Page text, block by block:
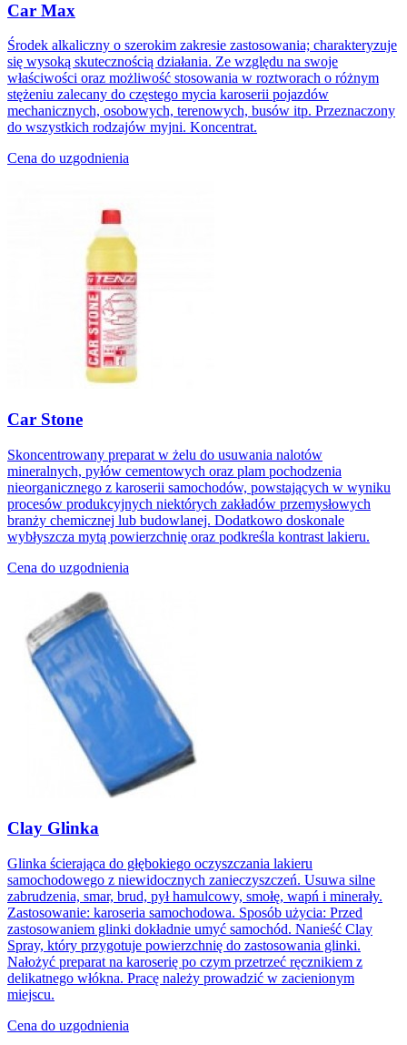
Car Max
Środek alkaliczny o szerokim zakresie zastosowania; charakteryzuje
się wysoką skutecznością działania. Ze względu na swoje
właściwości oraz możliwość stosowania w roztworach o różnym
stężeniu zalecany do częstego mycia karoserii pojazdów
mechanicznych, osobowych, terenowych, busów itp. Przeznaczony
do wszystkich rodzajów myjni. Koncentrat.
Cena do uzgodnienia
Car Stone
Skoncentrowany preparat w żelu do usuwania nalotów
mineralnych, pyłów cementowych oraz plam pochodzenia
nieorganicznego z karoserii samochodów, powstających w wyniku
procesów produkcyjnych niektórych zakładów przemysłowych
branży chemicznej lub budowlanej. Dodatkowo doskonale
wybłyszcza mytą powierzchnię oraz podkreśla kontrast lakieru.
Cena do uzgodnienia
Clay Glinka
Glinka ścierająca do głębokiego oczyszczania lakieru
samochodowego z niewidocznych zanieczyszczeń. Usuwa silne
zabrudzenia, smar, brud, pył hamulcowy, smołę, wapń i minerały.
Zastosowanie: karoseria samochodowa. Sposób użycia: Przed
zastosowaniem glinki dokładnie umyć samochód. Nanieść Clay
Spray, który przygotuje powierzchnię do zastosowania glinki.
Nałożyć preparat na karoserię po czym przetrzeć ręcznikiem z
delikatnego włókna. Pracę należy prowadzić w zacienionym
miejscu.
Cena do uzgodnienia